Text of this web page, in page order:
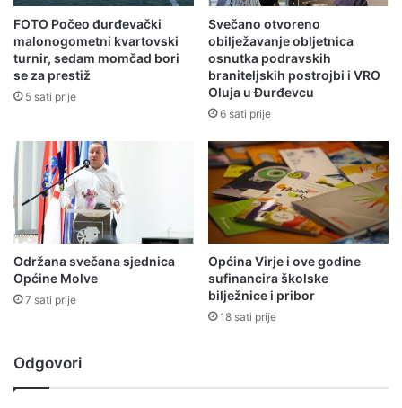
FOTO Počeo đurđevački
malonogometni kvartovski
turnir, sedam momčad bori
se za prestiž
5 sati prije
Svečano otvoreno
obilježavanje obljetnica
osnutka podravskih
braniteljskih postrojbi i VRO
Oluja u Đurđevcu
6 sati prije
Održana svečana sjednica
Općine Molve
7 sati prije
Općina Virje i ove godine
sufinancira školske
bilježnice i pribor
18 sati prije
Odgovori